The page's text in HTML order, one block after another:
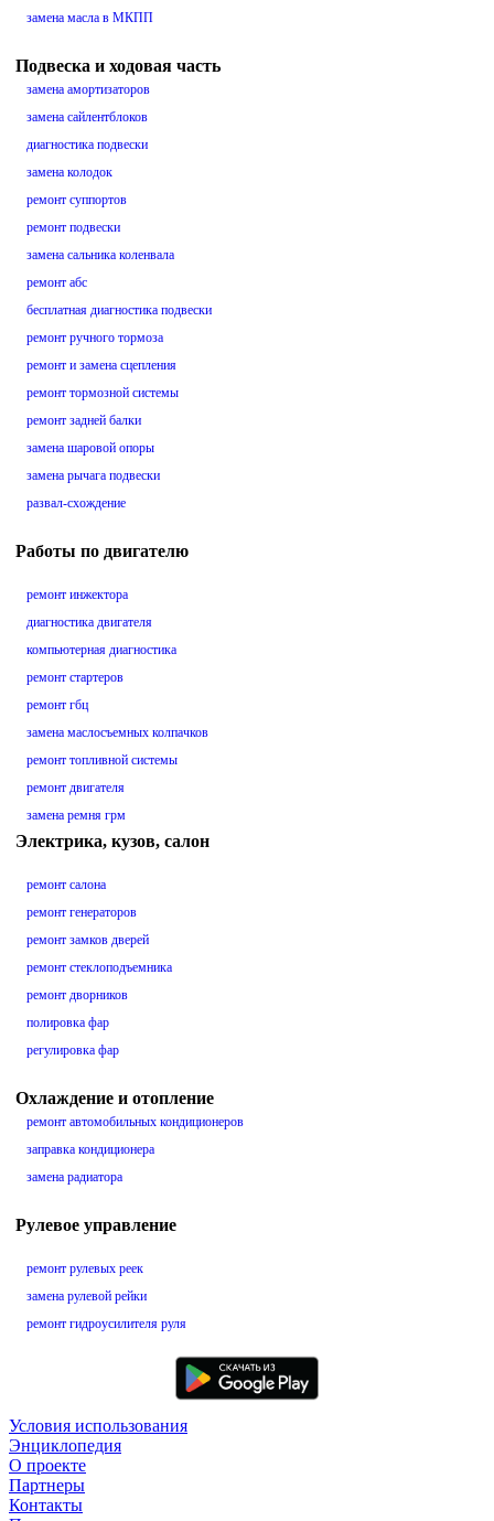
замена масла в МКПП
Подвеска и ходовая часть
замена амортизаторов
замена сайлентблоков
диагностика подвески
замена колодок
ремонт суппортов
ремонт подвески
замена сальника коленвала
ремонт абс
бесплатная диагностика подвески
ремонт ручного тормоза
ремонт и замена сцепления
ремонт тормозной системы
ремонт задней балки
замена шаровой опоры
замена рычага подвески
развал-схождение
Работы по двигателю
ремонт инжектора
диагностика двигателя
компьютерная диагностика
ремонт стартеров
ремонт гбц
замена маслосъемных колпачков
ремонт топливной системы
ремонт двигателя
замена ремня грм
Электрика, кузов, салон
ремонт салона
ремонт генераторов
ремонт замков дверей
ремонт стеклоподъемника
ремонт дворников
полировка фар
регулировка фар
Охлаждение и отопление
ремонт автомобильных кондиционеров
заправка кондиционера
замена радиатора
Рулевое управление
ремонт рулевых реек
замена рулевой рейки
ремонт гидроусилителя руля
Условия использования
Энциклопедия
О проекте
Партнеры
Контакты